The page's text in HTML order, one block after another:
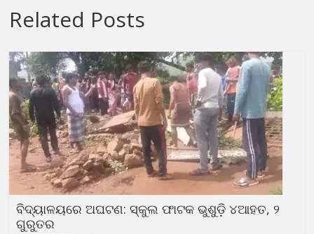
Related Posts
ବିଦ୍ୟାଳୟରେ ଅଘଟଣ: ସ୍କୁଲ ଫାଟକ ଭୁଶୁଡ଼ି ୪ଆହତ, ୨
ଗୁରୁତର